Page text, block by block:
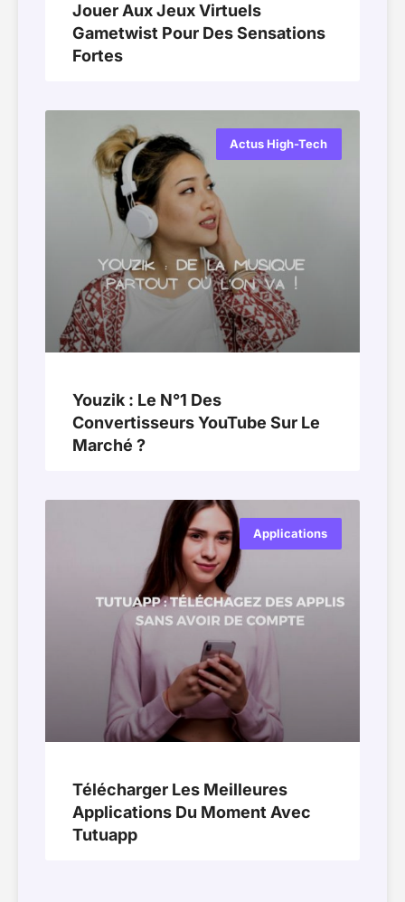
Jouer Aux Jeux Virtuels
Gametwist Pour Des Sensations
Fortes
Actus High-Tech
Youzik : Le N°1 Des
Convertisseurs YouTube Sur Le
Marché ?
Applications
Télécharger Les Meilleures
Applications Du Moment Avec
Tutuapp